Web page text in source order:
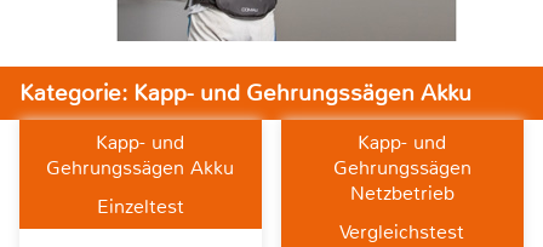
Kategorie: Kapp- und Gehrungssägen Akku
Kapp- und
Gehrungssägen Akku
Einzeltest
Kapp- und
Gehrungssägen
Netzbetrieb
Vergleichstest